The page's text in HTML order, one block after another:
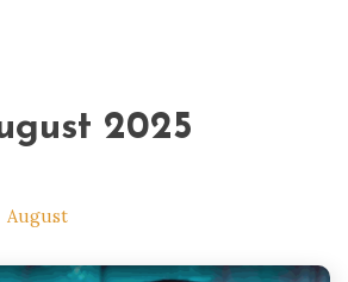
2025
August